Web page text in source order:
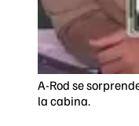
A-Rod se
la cabina.